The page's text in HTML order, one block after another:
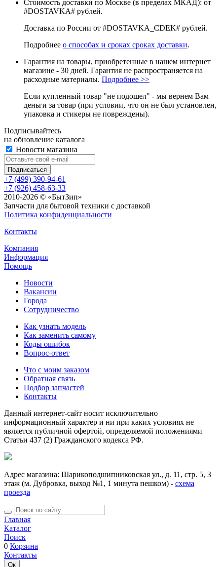
Стоимость доставки по Москве (в пределах МКАД): от
#DOSTAVKA# рублей.
Доставка по России от #DOSTAVKA_CDEK# рублей.
Подробнее о способах и сроках сроках доставки.
Гарантия на товары, приобретенные в нашем интернет
магазине - 30 дней. Гарантия не распространяется на
расходные материалы. Подробнее >>
Если купленный товар "не подошел" - мы вернем Вам
деньги за товар (при условии, что он не был установлен,
упаковка и стикеры не повреждены).
Подписывайтесь
на обновление каталога
Новости магазина
+7 (499) 390-94-61
+7 (926) 458-63-33
2010-2026 © «БытЗип»
Запчасти для бытовой техники с доставкой
Политика конфиденциальности
Контакты
Компания
Информация
Помощь
Новости
Вакансии
Города
Сотрудничество
Как узнать модель
Как заменить самому
Коды ошибок
Вопрос-ответ
Что с моим заказом
Обратная связь
Подбор запчастей
Контакты
Данный интернет-сайт носит исключительно
информационный характер и ни при каких условиях не
является публичной офертой, определяемой положениями
Статьи 437 (2) Гражданского кодекса РФ.
Адрес магазина: Шарикоподшипниковская ул., д. 11, стр. 5, 3
этаж (м. Дубровка, выход №1, 1 минута пешком) - схема
проезда
Главная
Каталог
Поиск
0 Корзина
Контакты
Ок